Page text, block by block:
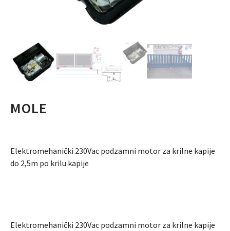
MOLE
Elektromehanički 230Vac podzamni motor za krilne kapije
do 2,5m po krilu kapije
Elektromehanički 230Vac podzamni motor za krilne kapije